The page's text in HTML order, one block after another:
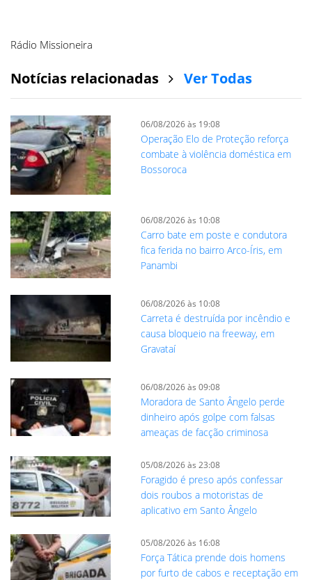
Rádio Missioneira
Notícias relacionadas Ver Todas
06/08/2026 às 19:08
Operação Elo de Proteção reforça
combate à violência doméstica em
Bossoroca
06/08/2026 às 10:08
Carro bate em poste e condutora
fica ferida no bairro Arco-Íris, em
Panambi
06/08/2026 às 10:08
Carreta é destruída por incêndio e
causa bloqueio na freeway, em
Gravataí
06/08/2026 às 09:08
Moradora de Santo Ângelo perde
dinheiro após golpe com falsas
ameaças de facção criminosa
05/08/2026 às 23:08
Foragido é preso após confessar
dois roubos a motoristas de
aplicativo em Santo Ângelo
05/08/2026 às 16:08
Força Tática prende dois homens
por furto de cabos e receptação em